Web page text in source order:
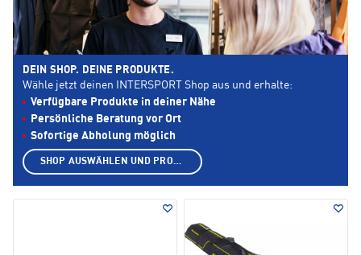
DEIN SHOP. DEINE PRODUKTE.
Wähle jetzt deinen INTERSPORT Shop aus und erhalte:
Verfügbare Produkte in deiner Nähe
Persönliche Beratung vor Ort
Sofortige Abholung möglich
SHOP AUSWÄHLEN UND PRODUKTE ANZEIGEN